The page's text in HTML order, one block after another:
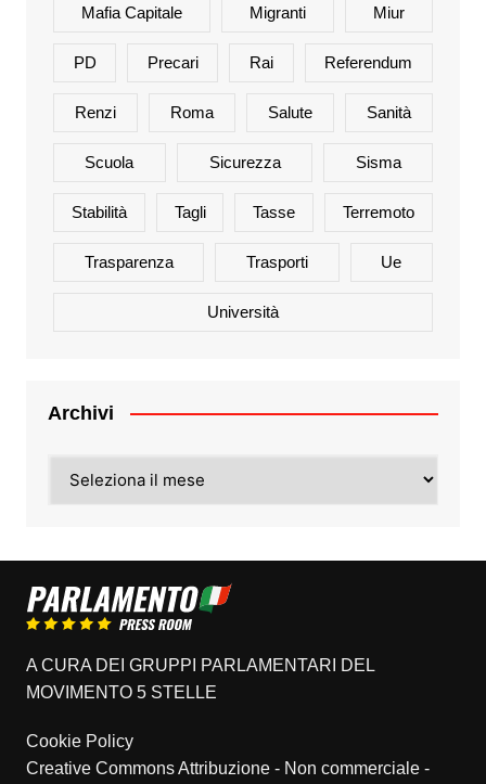
Mafia Capitale Migranti Miur
PD Precari Rai Referendum
Renzi Roma Salute Sanità
Scuola Sicurezza Sisma
Stabilità Tagli Tasse Terremoto
Trasparenza Trasporti Ue
Università
Archivi
A CURA DEI GRUPPI PARLAMENTARI DEL
MOVIMENTO 5 STELLE
Cookie Policy
Creative Commons Attribuzione - Non commerciale -